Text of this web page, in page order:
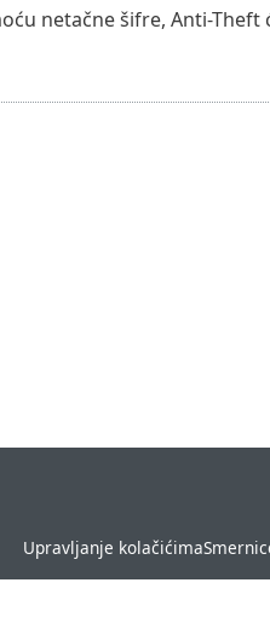
netačne šifre, Anti-
Upravljanje kolačićima